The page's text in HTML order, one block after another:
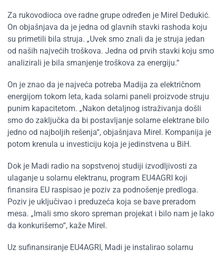
Za rukovodioca ove radne grupe određen je Mirel Dedukić.
On objašnjava da je jedna od glavnih stavki rashoda koju
su primetili bila struja. „Uvek smo znali da je struja jedan
od naših najvećih troškova. Jedna od prvih stavki koju smo
analizirali je bila smanjenje troškova za energiju.“
On je znao da je najveća potreba Madija za električnom
energijom tokom leta, kada solarni paneli proizvode struju
punim kapacitetom. „Nakon detaljnog istraživanja došli
smo do zaključka da bi postavljanje solarne elektrane bilo
jedno od najboljih rešenja“, objašnjava Mirel. Kompanija je
potom krenula u investiciju koja je jedinstvena u BiH.
Dok je Madi radio na sopstvenoj studiji izvodljivosti za
ulaganje u solarnu elektranu, program EU4AGRI koji
finansira EU raspisao je poziv za podnošenje predloga.
Poziv je uključivao i preduzeća koja se bave preradom
mesa. „Imali smo skoro spreman projekat i bilo nam je lako
da konkurišemo“, kaže Mirel.
Uz sufinansiranje EU4AGRI, Madi je instalirao solarnu